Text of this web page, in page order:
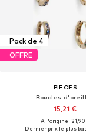
Pack de 4
OFFRE
PIECES
Boucles
15,21 €
À l'origine : 21,90
Dernier prix le plus